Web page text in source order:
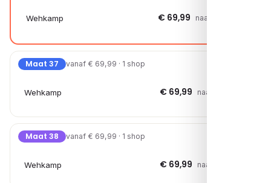
Wehkamp € 69,99 naar shop →
Maat 37 vanaf € 69,99 · 1 shop
Wehkamp € 69,99 naar shop →
Maat 38 vanaf € 69,99 · 1 shop
Wehkamp € 69,99 naar shop →